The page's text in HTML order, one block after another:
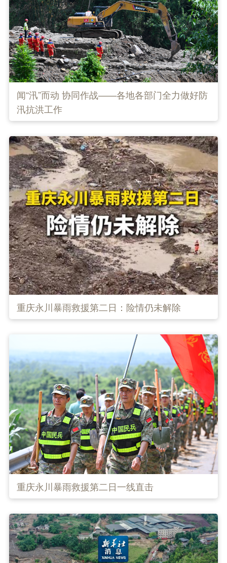
闻“汛”而动 协同作战——各地各部门全力做好防
汛抗洪工作
重庆永川暴雨救援第二日：险情仍未解除
重庆永川暴雨救援第二日一线直击